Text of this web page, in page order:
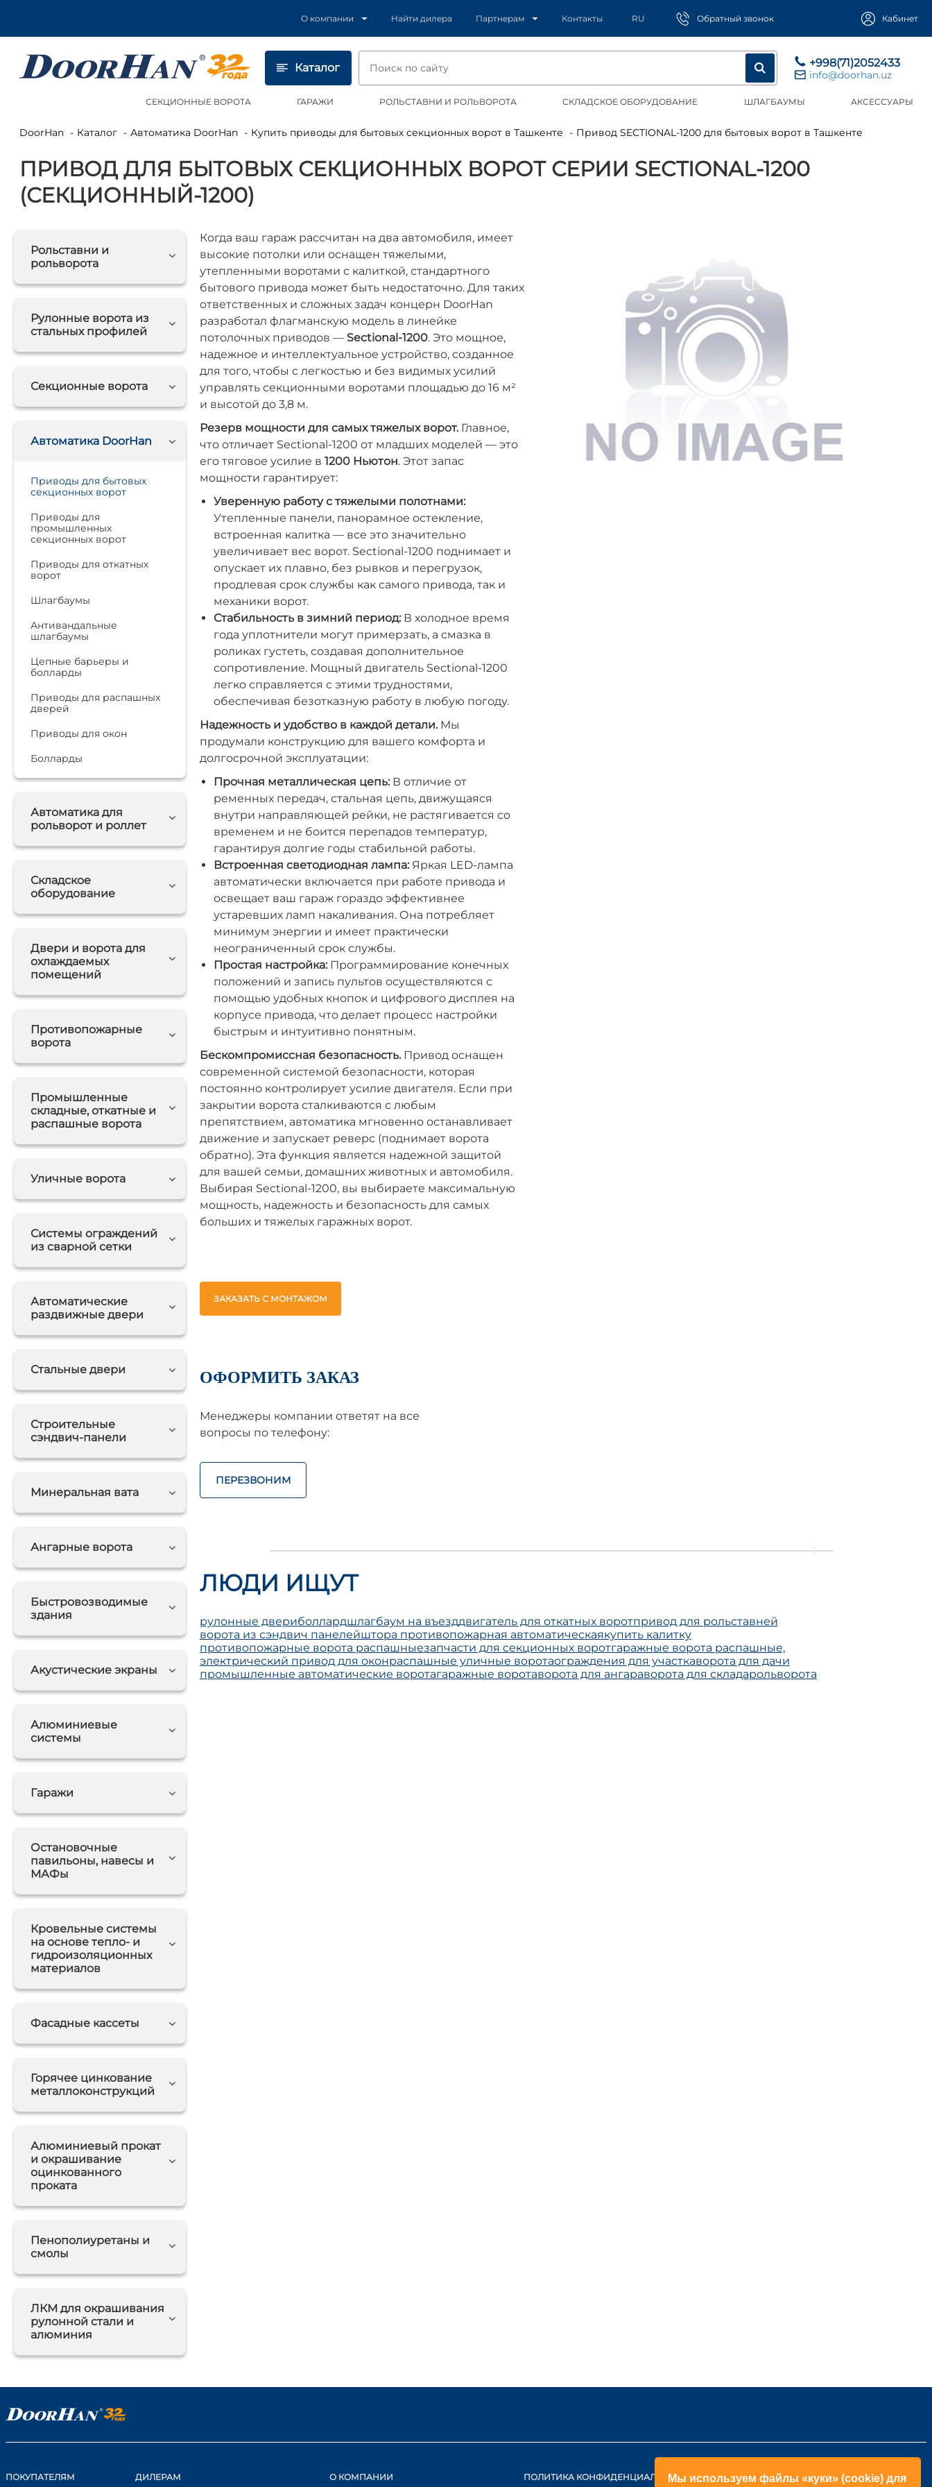
Мы используем файлы «куки» (cookie) для
О компании Найти дилера Партнерам Контакты RU Обратный звонок Кабинет
Каталог +998(71)2052433
info@doorhan.uz
СЕКЦИОННЫЕ ВОРОТА ГАРАЖИ РОЛЬСТАВНИ И РОЛЬВОРОТА СКЛАДСКОЕ ОБОРУДОВАНИЕ ШЛАГБАУМЫ АКСЕССУАРЫ
DoorHan Каталог Автоматика DoorHan Купить приводы для бытовых секционных ворот в Ташкенте Привод SECTIONAL-1200 для бытовых ворот в Ташкенте
ПРИВОД ДЛЯ БЫТОВЫХ СЕКЦИОННЫХ ВОРОТ СЕРИИ SECTIONAL-1200
(СЕКЦИОННЫЙ-1200)
Рольставни и
рольворота
Рулонные ворота из
стальных профилей
Секционные ворота
Автоматика DoorHan
Приводы для бытовых
секционных ворот
Приводы для
промышленных
секционных ворот
Приводы для откатных
ворот
Шлагбаумы
Антивандальные
шлагбаумы
Цепные барьеры и
болларды
Приводы для распашных
дверей
Приводы для окон
Болларды
Автоматика для
рольворот и роллет
Складское
оборудование
Двери и ворота для
охлаждаемых
помещений
Противопожарные
ворота
Промышленные
складные, откатные и
распашные ворота
Уличные ворота
Системы ограждений
из сварной сетки
Автоматические
раздвижные двери
Стальные двери
Строительные
сэндвич-панели
Минеральная вата
Ангарные ворота
Быстровозводимые
здания
Акустические экраны
Алюминиевые
системы
Гаражи
Остановочные
павильоны, навесы и
МАФы
Кровельные системы
на основе тепло- и
гидроизоляционных
материалов
Фасадные кассеты
Горячее цинкование
металлоконструкций
Алюминиевый прокат
и окрашивание
оцинкованного
проката
Пенополиуретаны и
смолы
ЛКМ для окрашивания
рулонной стали и
алюминия
Когда ваш гараж рассчитан на два автомобиля, имеет
высокие потолки или оснащен тяжелыми,
утепленными воротами с калиткой, стандартного
бытового привода может быть недостаточно. Для таких
ответственных и сложных задач концерн DoorHan
разработал флагманскую модель в линейке
потолочных приводов — Sectional-1200. Это мощное,
надежное и интеллектуальное устройство, созданное
для того, чтобы с легкостью и без видимых усилий
управлять секционными воротами площадью до 16 м²
и высотой до 3,8 м.
Резерв мощности для самых тяжелых ворот.Главное,
что отличает Sectional-1200 от младших моделей — это
его тяговое усилие в 1200 Ньютон. Этот запас
мощности гарантирует:
Уверенную работу с тяжелыми полотнами:
Утепленные панели, панорамное остекление,
встроенная калитка — все это значительно
увеличивает вес ворот. Sectional-1200 поднимает и
опускает их плавно, без рывков и перегрузок,
продлевая срок службы как самого привода, так и
механики ворот.
Стабильность в зимний период:В холодное время
года уплотнители могут примерзать, а смазка в
роликах густеть, создавая дополнительное
сопротивление. Мощный двигатель Sectional-1200
легко справляется с этими трудностями,
обеспечивая безотказную работу в любую погоду.
Надежность и удобство в каждой детали.Мы
продумали конструкцию для вашего комфорта и
долгосрочной эксплуатации:
Прочная металлическая цепь:В отличие от
ременных передач, стальная цепь, движущаяся
внутри направляющей рейки, не растягивается со
временем и не боится перепадов температур,
гарантируя долгие годы стабильной работы.
Встроенная светодиодная лампа:Яркая LED-лампа
автоматически включается при работе привода и
освещает ваш гараж гораздо эффективнее
устаревших ламп накаливания. Она потребляет
минимум энергии и имеет практически
неограниченный срок службы.
Простая настройка:Программирование конечных
положений и запись пультов осуществляются с
помощью удобных кнопок и цифрового дисплея на
корпусе привода, что делает процесс настройки
быстрым и интуитивно понятным.
Бескомпромиссная безопасность.Привод оснащен
современной системой безопасности, которая
постоянно контролирует усилие двигателя. Если при
закрытии ворота сталкиваются с любым
препятствием, автоматика мгновенно останавливает
движение и запускает реверс (поднимает ворота
обратно). Эта функция является надежной защитой
для вашей семьи, домашних животных и автомобиля.
Выбирая Sectional-1200, вы выбираете максимальную
мощность, надежность и безопасность для самых
больших и тяжелых гаражных ворот.
ЗАКАЗАТЬ С МОНТАЖОМ
ОФОРМИТЬ ЗАКАЗ
Менеджеры компании ответят на все
вопросы по телефону:
ПЕРЕЗВОНИМ
ЛЮДИ ИЩУТ
рулонные двериболлардшлагбаум на въезддвигатель для откатных воротпривод для рольставней
ворота из сэндвич панелейштора противопожарная автоматическаякупить калитку
противопожарные ворота распашныезапчасти для секционных воротгаражные ворота распашные,
электрический привод для оконраспашные уличные воротаограждения для участкаворота для дачи
промышленные автоматические воротагаражные воротаворота для ангараворота для складарольворота
ПОКУПАТЕЛЯМ ДИЛЕРАМ О КОМПАНИИ ПОЛИТИКА КОНФИДЕНЦИАЛЬНОСТИ КОНТАКТЫ